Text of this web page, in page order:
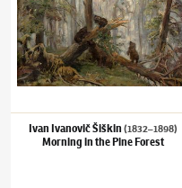
Ivan Ivanovič Šiškin (1832–1898)
Morning in the Pine Forest